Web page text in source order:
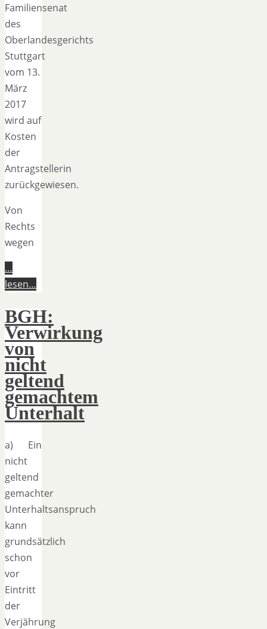
Familiensenat
des
Oberlandesgerichts
Stuttgart
vom 13.
März
2017
wird auf
Kosten
der
Antragstellerin
zurückgewiesen.
Von
Rechts
wegen
…
lesen…
BGH:
Verwirkung
von
nicht
geltend
gemachtem
Unterhalt
a) Ein
nicht
geltend
gemachter
Unterhaltsanspruch
kann
grundsätzlich
schon
vor
Eintritt
der
Verjährung